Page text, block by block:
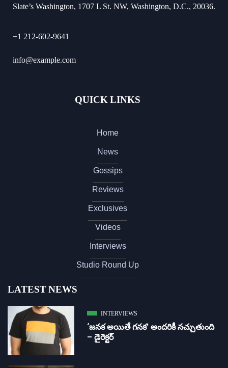
Slate’s Washington, 1707 L St. NW, Washington, D.C., 20036.
+1 212-602-9641
info@example.com
QUICK LINKS
Home
News
Gossips
Reviews
Exclusives
Videos
Interviews
Studio Round Up
LATEST NEWS
INTERVIEWS
‘జ‌న‌క అయితే గ‌న‌క‌’ అందరికీ నచ్చుతుంది
– డైరెక్ట‌ర్